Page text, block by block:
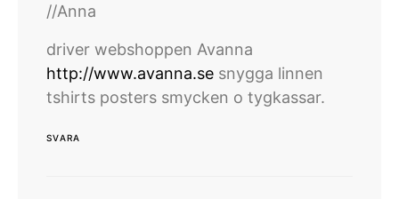
//Anna
driver webshoppen Avanna
http://www.avanna.se snygga linnen
tshirts posters smycken o tygkassar.
SVARA